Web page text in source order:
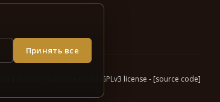
Running software under GPLv3 license - [source code]
Принять все